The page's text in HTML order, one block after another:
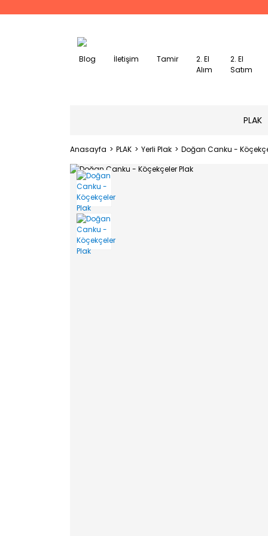
Blog İletişim Tamir
2. El
Alım
2. El
Satım
PLAK
Anasayfa PLAK Yerli Plak Doğan Canku -